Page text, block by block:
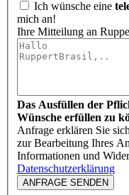
Ich wünsche eine
mich an!
Ihre Mitteilung an
Das Ausfüllen der
Wünsche erfüllen zu
Anfrage erklären Sie
zur Bearbeitung Ihres
Informationen und
Datenschutzerklärung
ANFRAGE SENDEN